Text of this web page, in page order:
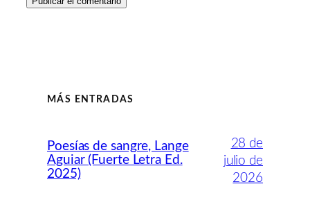
MÁS ENTRADAS
Poesías de sangre, Lange
Aguiar (Fuerte Letra Ed.
2025)
28 de
julio de
2026